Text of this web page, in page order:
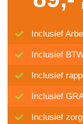
Inclusief
Inclusief
Inclusief
Inclusief
Inclusief